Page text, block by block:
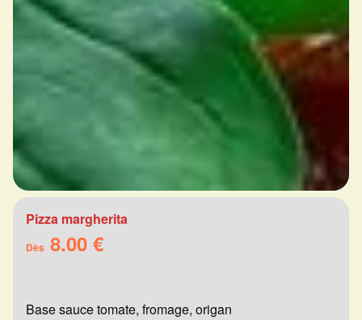
Pizza margherita
Dès 8.00 €
Base sauce tomate, fromage, origan